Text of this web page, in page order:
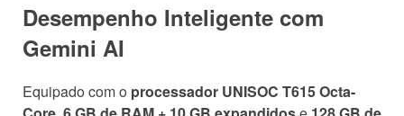
Desempenho Inteligente com
Gemini AI
Equipado com o processador UNISOC T615 Octa-